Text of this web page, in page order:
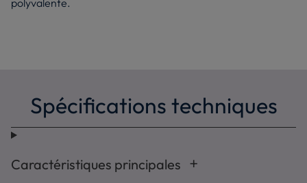
polyvalente.
Spécifications techniques
Caractéristiques principales